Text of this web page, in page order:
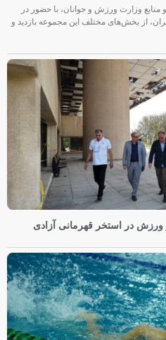
وزارت ورزش و جوانان، با حضور در
از بخش‌های مختلف این مجموعه بازدید و
در استخر قهرمانی آزادی